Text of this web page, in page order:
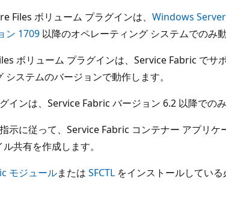
Files ボリューム プラグインは、 Windows
ン 1709 以降のオペレーティング システムでのみ動
ボリューム プラグインは、Service Fabric でサ
ステムのバージョンで動作します。
インは、Service Fabric バージョン 6.2 以降でのみ
示に従って、Service Fabric コンテナー アプリケ
共有を作成します。
モジュールまたは SFCTL をインストールしている